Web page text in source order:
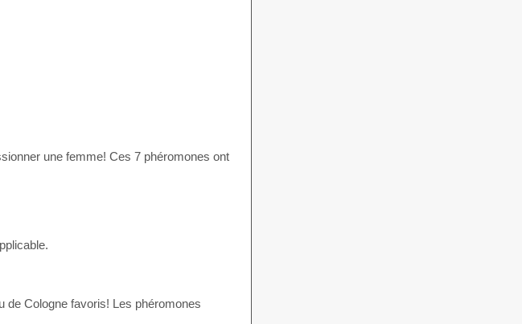
une femme! Ces 7 phéromones ont
de Cologne favoris! Les phéromones